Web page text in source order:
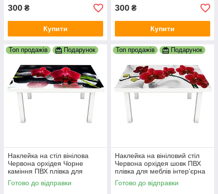
300 ₴
Купити
300 ₴
Купити
Топ продажів Подарунок
Наклейка на стіл вінілова
Червона орхідея Чорне
каміння ПВХ плівка для
меблів інтер'єрна 3D чорний
600х1200 мм
Готово до відправки
Топ продажів Подарунок
Наклейка на вініловий стіл
Червона орхідея шовк ПВХ
плівка для меблів інтер'єрна
3D квіти сірий 600х1200 мм
Готово до відправки